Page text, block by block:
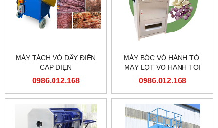
MÁY TÁCH VỎ DÂY ĐIỆN
CÁP ĐIỆN
0986.012.168
MÁY BÓC VỎ HÀNH TỎI
MÁY LỘT VỎ HÀNH TỎI
0986.012.168